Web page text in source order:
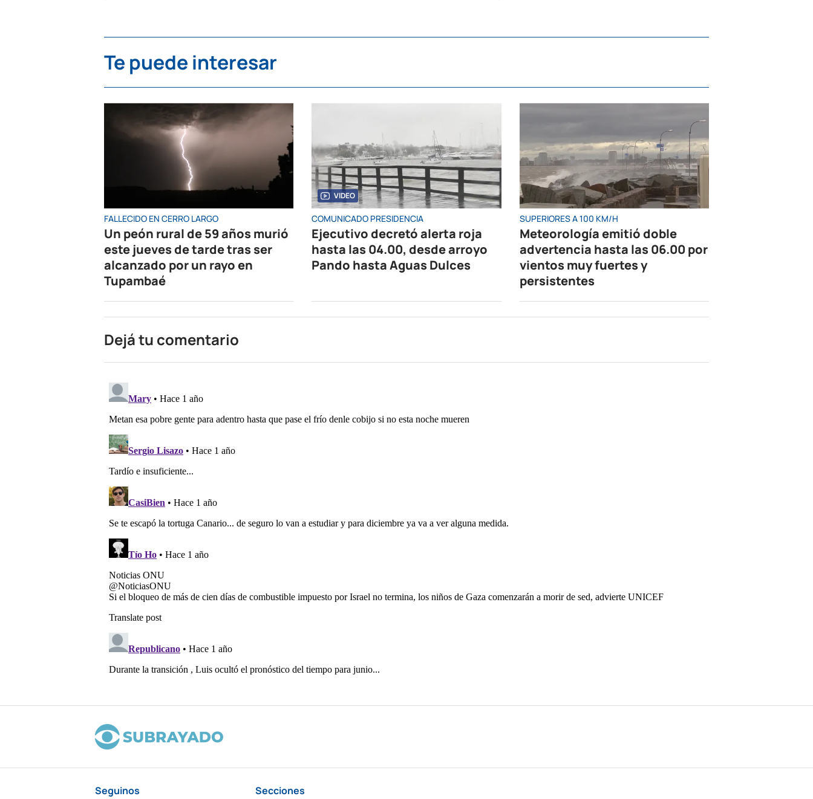
Te puede interesar
FALLECIDO EN CERRO LARGO
Un peón rural de 59 años murió
este jueves de tarde tras ser
alcanzado por un rayo en
Tupambaé
VIDEO
COMUNICADO PRESIDENCIA
Ejecutivo decretó alerta roja
hasta las 04.00, desde arroyo
Pando hasta Aguas Dulces
SUPERIORES A 100 KM/H
Meteorología emitió doble
advertencia hasta las 06.00 por
vientos muy fuertes y
persistentes
Dejá tu comentario
Seguinos Secciones